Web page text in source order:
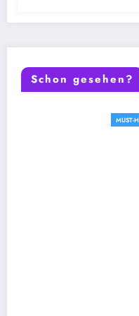
Schon gesehen?
MUST-HAVE-BRETTSPIELE